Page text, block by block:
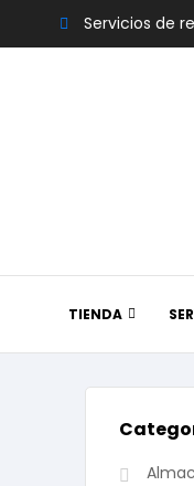
Servicios de
TIENDA